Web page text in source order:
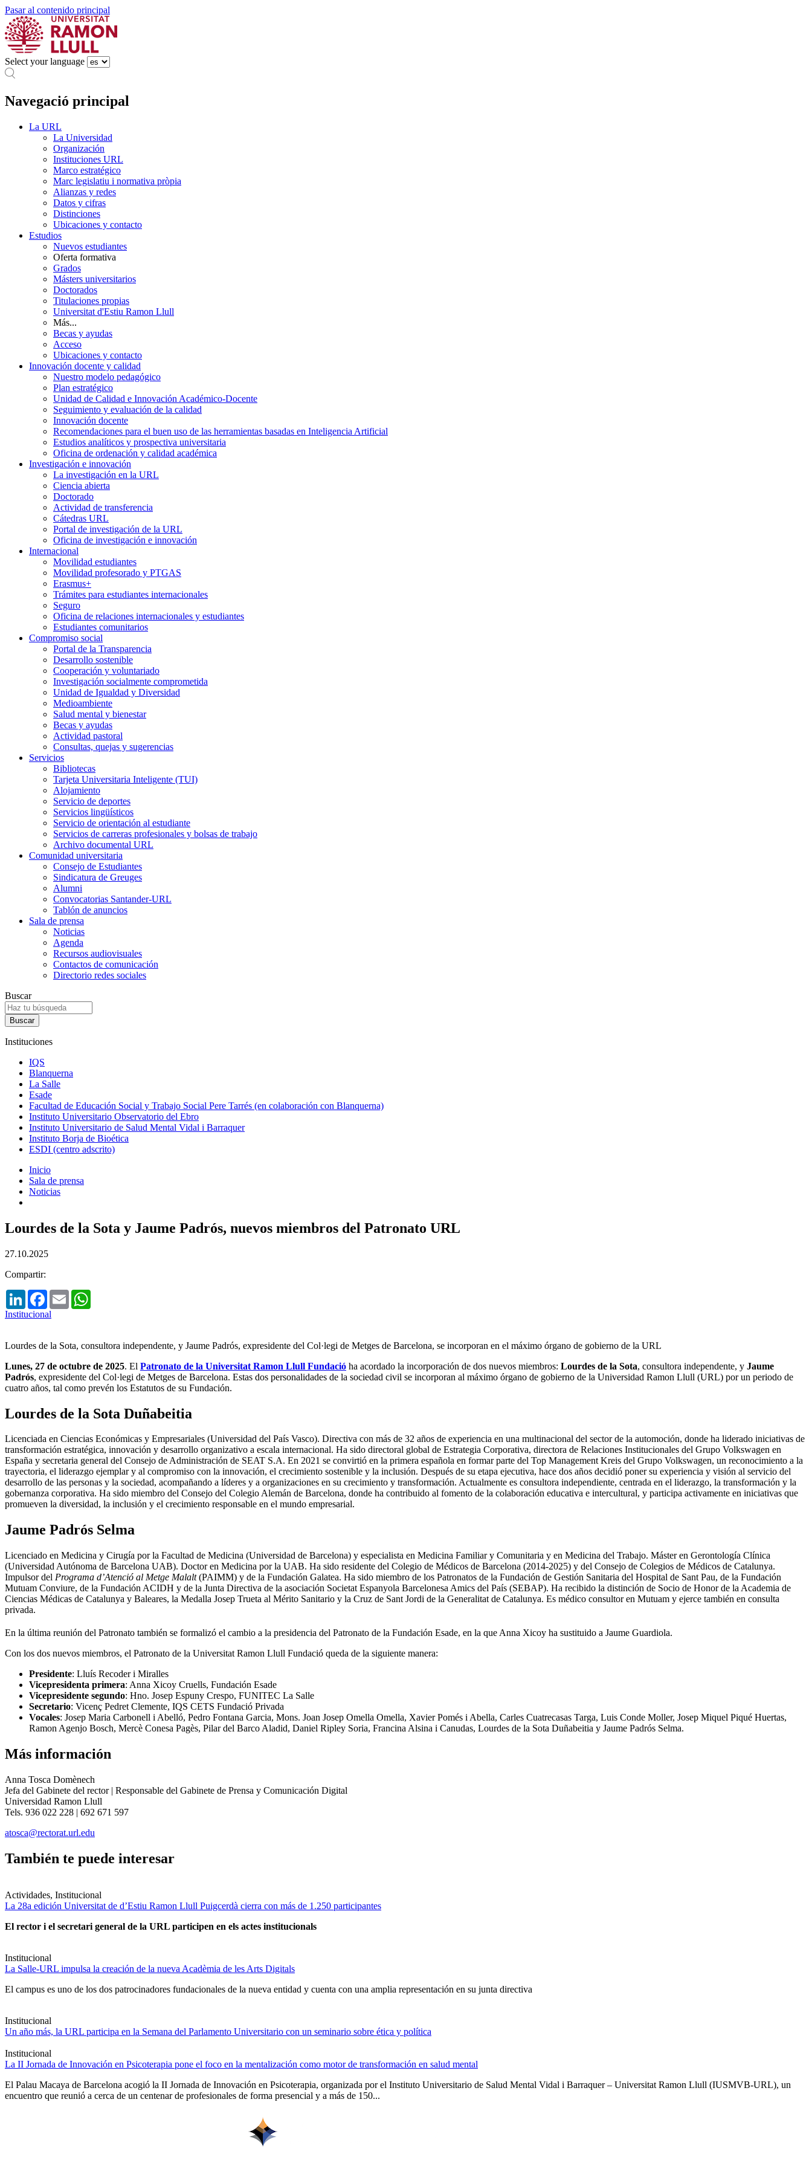
Pasar al contenido principal
Select your language
Navegació principal
La URL
La Universidad
Organización
Instituciones URL
Marco estratégico
Marc legislatiu i normativa pròpia
Alianzas y redes
Datos y cifras
Distinciones
Ubicaciones y contacto
Estudios
Nuevos estudiantes
Oferta formativa
Grados
Másters universitarios
Doctorados
Titulaciones propias
Universitat d'Estiu Ramon Llull
Más...
Becas y ayudas
Acceso
Ubicaciones y contacto
Innovación docente y calidad
Nuestro modelo pedagógico
Plan estratégico
Unidad de Calidad e Innovación Académico-Docente
Seguimiento y evaluación de la calidad
Innovación docente
Recomendaciones para el buen uso de las herramientas basadas en Inteligencia Artificial
Estudios analíticos y prospectiva universitaria
Oficina de ordenación y calidad académica
Investigación e innovación
La investigación en la URL
Ciencia abierta
Doctorado
Actividad de transferencia
Cátedras URL
Portal de investigación de la URL
Oficina de investigación e innovación
Internacional
Movilidad estudiantes
Movilidad profesorado y PTGAS
Erasmus+
Trámites para estudiantes internacionales
Seguro
Oficina de relaciones internacionales y estudiantes
Estudiantes comunitarios
Compromiso social
Portal de la Transparencia
Desarrollo sostenible
Cooperación y voluntariado
Investigación socialmente comprometida
Unidad de Igualdad y Diversidad
Medioambiente
Salud mental y bienestar
Becas y ayudas
Actividad pastoral
Consultas, quejas y sugerencias
Servicios
Bibliotecas
Tarjeta Universitaria Inteligente (TUI)
Alojamiento
Servicio de deportes
Servicios lingüísticos
Servicio de orientación al estudiante
Servicios de carreras profesionales y bolsas de trabajo
Archivo documental URL
Comunidad universitaria
Consejo de Estudiantes
Sindicatura de Greuges
Alumni
Convocatorias Santander-URL
Tablón de anuncios
Sala de prensa
Noticias
Agenda
Recursos audiovisuales
Contactos de comunicación
Directorio redes sociales
Buscar
Instituciones
IQS
Blanquerna
La Salle
Esade
Facultad de Educación Social y Trabajo Social Pere Tarrés (en colaboración con Blanquerna)
Instituto Universitario Observatorio del Ebro
Instituto Universitario de Salud Mental Vidal i Barraquer
Instituto Borja de Bioética
ESDI (centro adscrito)
Inicio
Sala de prensa
Noticias
Lourdes de la Sota y Jaume Padrós, nuevos miembros del Patronato URL
27.10.2025
Compartir:
LinkedInFacebook
Email
Institucional
Lourdes de la Sota, consultora independente, y Jaume Padrós, expresidente del Col·legi de Metges de Barcelona, se incorporan en el máximo órgano de gobierno de la URL
Lunes, 27 de octubre de 2025. El Patronato de la Universitat Ramon Llull Fundació ha acordado la incorporación de dos nuevos miembros: Lourdes de la Sota, consultora independente, y Jaume
Padrós, expresidente del Col·legi de Metges de Barcelona. Estas dos personalidades de la sociedad civil se incorporan al máximo órgano de gobierno de la Universidad Ramon Llull (URL) por un periodo de
cuatro años, tal como prevén los Estatutos de su Fundación.
Lourdes de la Sota Duñabeitia
Licenciada en Ciencias Económicas y Empresariales (Universidad del País Vasco). Directiva con más de 32 años de experiencia en una multinacional del sector de la automoción, donde ha liderado iniciativas de
transformación estratégica, innovación y desarrollo organizativo a escala internacional. Ha sido directoral global de Estrategia Corporativa, directora de Relaciones Institucionales del Grupo Volkswagen en
España y secretaria general del Consejo de Administración de SEAT S.A. En 2021 se convirtió en la primera española en formar parte del Top Management Kreis del Grupo Volkswagen, un reconocimiento a la
trayectoria, el liderazgo ejemplar y al compromiso con la innovación, el crecimiento sostenible y la inclusión. Después de su etapa ejecutiva, hace dos años decidió poner su experiencia y visión al servicio del
desarrollo de las personas y la sociedad, acompañando a líderes y a organizaciones en su crecimiento y transformación. Actualmente es consultora independiente, centrada en el liderazgo, la transformación y la
gobernanza corporativa. Ha sido miembro del Consejo del Colegio Alemán de Barcelona, donde ha contribuido al fomento de la colaboración educativa e intercultural, y participa activamente en iniciativas que
promueven la diversidad, la inclusión y el crecimiento responsable en el mundo empresarial.
Jaume Padrós Selma
Licenciado en Medicina y Cirugía por la Facultad de Medicina (Universidad de Barcelona) y especialista en Medicina Familiar y Comunitaria y en Medicina del Trabajo. Máster en Gerontología Clínica
(Universidad Autónoma de Barcelona UAB). Doctor en Medicina por la UAB. Ha sido residente del Colegio de Médicos de Barcelona (2014-2025) y del Consejo de Colegios de Médicos de Catalunya.
Impulsor del Programa d’Atenció al Metge Malalt(PAIMM) y de la Fundación Galatea. Ha sido miembro de los Patronatos de la Fundación de Gestión Sanitaria del Hospital de Sant Pau, de la Fundación
Mutuam Conviure, de la Fundación ACIDH y de la Junta Directiva de la asociación Societat Espanyola Barcelonesa Amics del País (SEBAP). Ha recibido la distinción de Socio de Honor de la Academia de
Ciencias Médicas de Catalunya y Baleares, la Medalla Josep Trueta al Mérito Sanitario y la Cruz de Sant Jordi de la Generalitat de Catalunya. Es médico consultor en Mutuam y ejerce también en consulta
privada.
En la última reunión del Patronato también se formalizó el cambio a la presidencia del Patronato de la Fundación Esade, en la que Anna Xicoy ha sustituido a Jaume Guardiola.
Con los dos nuevos miembros, el Patronato de la Universitat Ramon Llull Fundació queda de la siguiente manera:
Presidente: Lluís Recoder i Miralles
Vicepresidenta primera: Anna Xicoy Cruells, Fundación Esade
Vicepresidente segundo: Hno. Josep Espuny Crespo, FUNITEC La Salle
Secretario: Vicenç Pedret Clemente, IQS CETS Fundació Privada
Vocales: Josep Maria Carbonell i Abelló, Pedro Fontana Garcia, Mons. Joan Josep Omella Omella, Xavier Pomés i Abella, Carles Cuatrecasas Targa, Luis Conde Moller, Josep Miquel Piqué Huertas,
Ramon Agenjo Bosch, Mercè Conesa Pagès, Pilar del Barco Aladid, Daniel Ripley Soria, Francina Alsina i Canudas, Lourdes de la Sota Duñabeitia y Jaume Padrós Selma.
Más información
Anna Tosca Domènech
Jefa del Gabinete del rector | Responsable del Gabinete de Prensa y Comunicación Digital
Universidad Ramon Llull
Tels. 936 022 228 | 692 671 597
atosca@rectorat.url.edu
También te puede interesar
Actividades, Institucional
La 28a edición Universitat de d’Estiu Ramon Llull Puigcerdà cierra con más de 1.250 participantes
El rector i el secretari general de la URL participen en els actes institucionals
Institucional
La Salle-URL impulsa la creación de la nueva Acadèmia de les Arts Digitals
El campus es uno de los dos patrocinadores fundacionales de la nueva entidad y cuenta con una amplia representación en su junta directiva
Institucional
Un año más, la URL participa en la Semana del Parlamento Universitario con un seminario sobre ética y política
Institucional
La II Jornada de Innovación en Psicoterapia pone el foco en la mentalización como motor de transformación en salud mental
El Palau Macaya de Barcelona acogió la II Jornada de Innovación en Psicoterapia, organizada por el Instituto Universitario de Salud Mental Vidal i Barraquer – Universitat Ramon Llull (IUSMVB-URL), un
encuentro que reunió a cerca de un centenar de profesionales de forma presencial y a más de 150...